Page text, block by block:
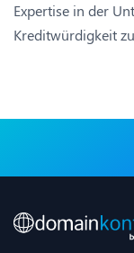
Expertise in der
Kreditwürdigkeit